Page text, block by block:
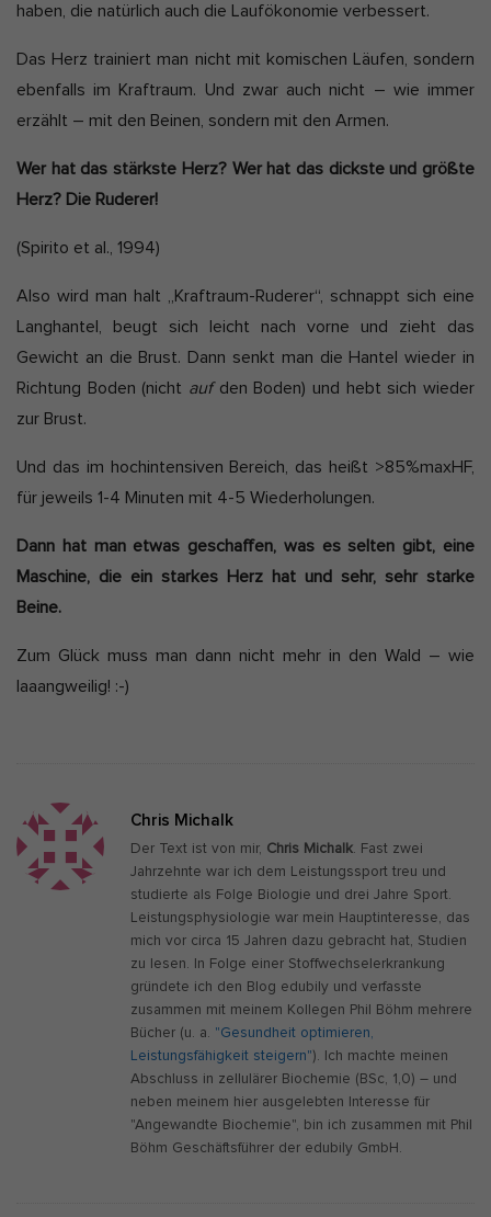
haben, die natürlich auch die Laufökonomie verbessert.
Das Herz trainiert man nicht mit komischen Läufen, sondern
ebenfalls im Kraftraum. Und zwar auch nicht – wie immer
erzählt – mit den Beinen, sondern mit den Armen.
Wer hat das stärkste Herz? Wer hat das dickste und größte
Herz? Die Ruderer!
(Spirito et al., 1994)
Also wird man halt „Kraftraum-Ruderer“, schnappt sich eine
Langhantel, beugt sich leicht nach vorne und zieht das
Gewicht an die Brust. Dann senkt man die Hantel wieder in
Richtung Boden (nicht aufden Boden) und hebt sich wieder
zur Brust.
Und das im hochintensiven Bereich, das heißt >85%maxHF,
für jeweils 1-4 Minuten mit 4-5 Wiederholungen.
Dann hat man etwas geschaffen, was es selten gibt, eine
Maschine, die ein starkes Herz hat und sehr, sehr starke
Beine.
Zum Glück muss man dann nicht mehr in den Wald – wie
laaangweilig! :-)
Chris Michalk
Der Text ist von mir, Chris Michalk. Fast zwei
Jahrzehnte war ich dem Leistungssport treu und
studierte als Folge Biologie und drei Jahre Sport.
Leistungsphysiologie war mein Hauptinteresse, das
mich vor circa 15 Jahren dazu gebracht hat, Studien
zu lesen. In Folge einer Stoffwechselerkrankung
gründete ich den Blog edubily und verfasste
zusammen mit meinem Kollegen Phil Böhm mehrere
Bücher (u. a. "Gesundheit optimieren,
Leistungsfähigkeit steigern"). Ich machte meinen
Abschluss in zellulärer Biochemie (BSc, 1,0) – und
neben meinem hier ausgelebten Interesse für
"Angewandte Biochemie", bin ich zusammen mit Phil
Böhm Geschäftsführer der edubily GmbH.